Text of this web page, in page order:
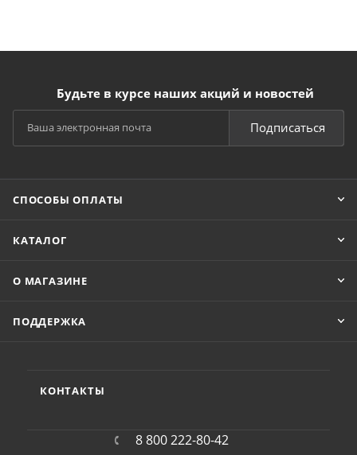
Будьте в курсе наших акций и новостей
Подписаться
СПОСОБЫ ОПЛАТЫ
КАТАЛОГ
О МАГАЗИНЕ
ПОДДЕРЖКА
КОНТАКТЫ
8 800 222-80-42